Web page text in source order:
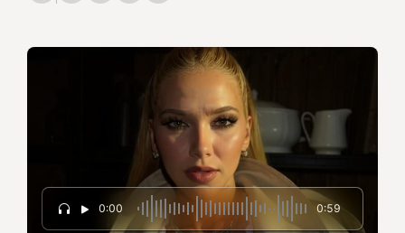
0:00 0:59